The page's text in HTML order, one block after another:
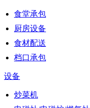
食堂承包
厨房设备
食材配送
档口承包
设备
炒菜机